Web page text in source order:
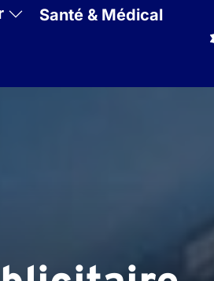
Santé & Médical